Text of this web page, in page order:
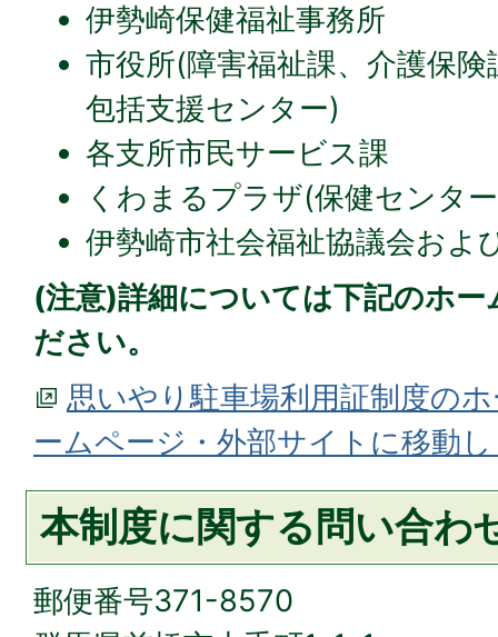
伊勢崎保健福祉事務所
市役所(障害福祉課、介護保
包括支援センター)
各支所市民サービス課
くわまるプラザ(保健センタ
伊勢崎市社会福祉協議会およ
(注意)詳細については下記のホ
ださい。
思いやり駐車場利用証制度の
ームページ・外部サイトに移動
本制度に関する問い合わ
郵便番号371-8570